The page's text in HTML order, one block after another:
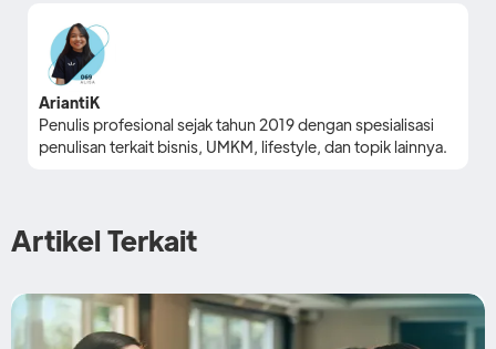
AriantiK
Penulis profesional sejak tahun 2019 dengan spesialisasi
penulisan terkait bisnis, UMKM, lifestyle, dan topik lainnya.
Artikel Terkait